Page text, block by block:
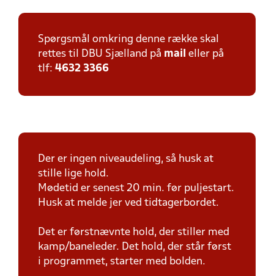
Spørgsmål omkring denne række skal
rettes til DBU Sjælland på mail eller på
tlf: 4632 3366
Der er ingen niveaudeling, så husk at
stille lige hold.
Mødetid er senest 20 min. før puljestart.
Husk at melde jer ved tidtagerbordet.
Det er førstnævnte hold, der stiller med
kamp/baneleder. Det hold, der står først
i programmet, starter med bolden.